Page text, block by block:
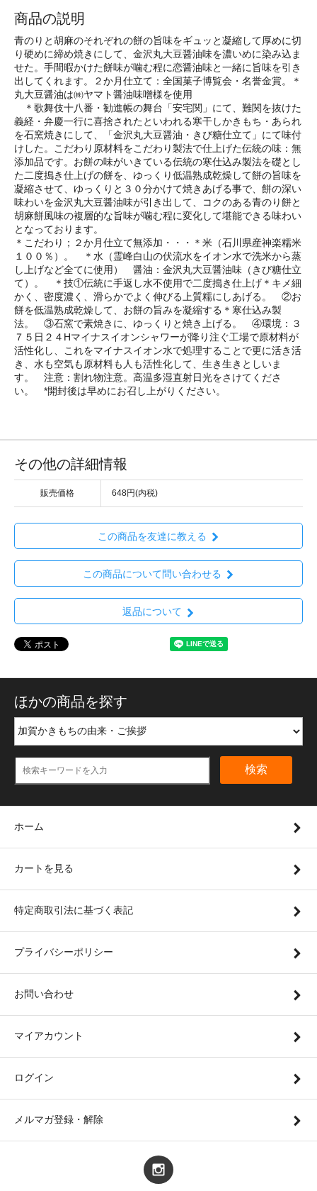
商品の説明
青のりと胡麻のそれぞれの餅の旨味をギュッと凝縮して厚めに切
り硬めに締め焼きにして、金沢丸大豆醤油味を濃いめに染み込ま
せた。手間暇かけた餅味が噛む程に恋醤油味と一緒に旨味を引き
出してくれます。２か月仕立て：全国菓子博覧会・名誉金賞。＊
丸大豆醤油は㈱ヤマト醤油味噌様を使用
＊歌舞伎十八番・勧進帳の舞台「安宅関」にて、難関を抜けた
義経・弁慶一行に喜捨されたといわれる寒干しかきもち・あられ
を石窯焼きにして、「金沢丸大豆醤油・きび糖仕立て」にて味付
けした。こだわり原材料をこだわり製法で仕上げた伝統の味：無
添加品です。お餅の味がいきている伝統の寒仕込み製法を礎とし
た二度搗き仕上げの餅を、ゆっくり低温熟成乾燥して餅の旨味を
凝縮させて、ゆっくりと３０分かけて焼きあげる事で、餅の深い
味わいを金沢丸大豆醤油味が引き出して、コクのある青のり餅と
胡麻餅風味の複層的な旨味が噛む程に変化して堪能できる味わい
となっております。
＊こだわり；２か月仕立て無添加・・・＊米（石川県産神楽糯米
１００％）。 ＊水（霊峰白山の伏流水をイオン水で洗米から蒸
し上げなど全てに使用） 醤油：金沢丸大豆醤油味（きび糖仕立
て）。 ＊技①伝統に手返し水不使用で二度搗き仕上げ＊キメ細
かく、密度濃く、滑らかでよく伸びる上質糯にしあげる。 ②お
餅を低温熟成乾燥して、お餅の旨みを凝縮する＊寒仕込み製
法。 ③石窯で素焼きに、ゆっくりと焼き上げる。 ④環境：３
７５日２４Hマイナスイオンシャワーが降り注ぐ工場で原材料が
活性化し、これをマイナスイオン水で処理することで更に活き活
き、水も空気も原材料も人も活性化して、生き生きとしいま
す。 注意：割れ物注意。高温多湿直射日光をさけてくださ
い。 *開封後は早めにお召し上がりください。
その他の詳細情報
販売価格 648円(内税)
この商品を友達に教える
この商品について問い合わせる
返品について
ほかの商品を探す
検索
ホーム
カートを見る
特定商取引法に基づく表記
プライバシーポリシー
お問い合わせ
マイアカウント
ログイン
メルマガ登録・解除